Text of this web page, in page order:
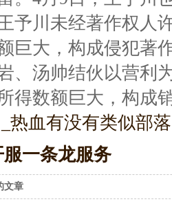
予川未经著作权人
巨大，构成侵犯著
、汤帅结伙以营利
得数额巨大，构成
热血有没有类似部
服一条龙服务
文章